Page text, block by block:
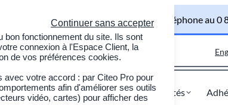
à l'adresse info@citeopro.com ou par téléphone au 0
Collectivité À propos Actualités
Continuer sans accepter
fonctionnement du site. Ils sont
connexion à l'Espace Client, la
de vos préférences cookies.
avec votre accord : par Citeo Pro pour
afin d'améliorer ses outils
vidéo, cartes) pour afficher des